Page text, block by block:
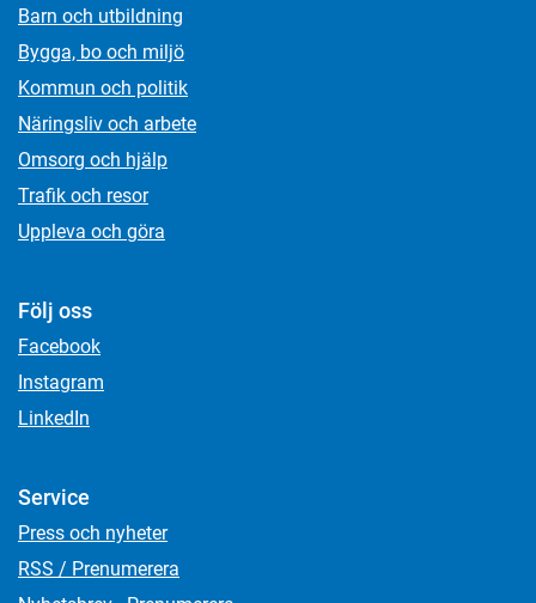
Barn och utbildning
Bygga, bo och miljö
Kommun och politik
Näringsliv och arbete
Omsorg och hjälp
Trafik och resor
Uppleva och göra
Följ oss
Facebook
Instagram
LinkedIn
Service
Press och nyheter
RSS / Prenumerera